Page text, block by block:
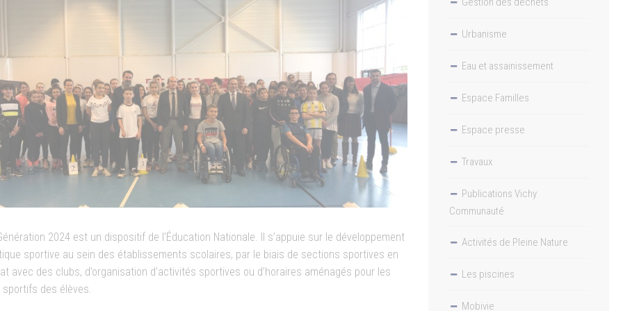
2024 est un dispositif de l’Éducation Nationale. Il s’appuie sur le développement
sportive au sein des établissements scolaires, par le biais de sections sportives en
avec des clubs, d’organisation d’activités sportives ou d’horaires aménagés pour les
des élèves.
Urbanisme
Eau et assainissement
Espace Familles
Espace presse
Travaux
Publications Vichy
Communauté
Activités de Pleine Nature
Les piscines
Mobivie